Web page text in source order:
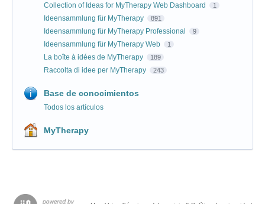
Collection of Ideas for MyTherapy Web Dashboard 1
Ideensammlung für MyTherapy 891
Ideensammlung für MyTherapy Professional 9
Ideensammlung für MyTherapy Web 1
La boîte à idées de MyTherapy 189
Raccolta di idee per MyTherapy 243
Base de conocimientos
Todos los artículos
MyTherapy